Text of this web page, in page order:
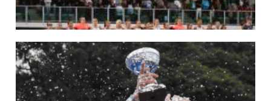
22/05/2026
LAS LEONAS CONVOCADAS PARA LA VENTANA EUROPEA DE P...